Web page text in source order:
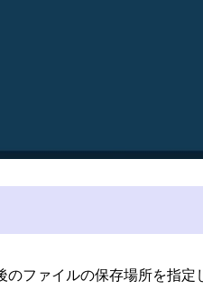
のファイルの保存場所を指定